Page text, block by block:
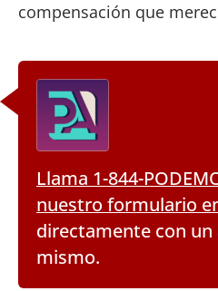
compensación que
Llama 1-844-
nuestro formulario
directamente con un
mismo.